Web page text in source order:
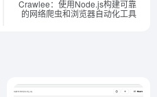
Crawlee：使用Node.js构建可靠
的网络爬虫和浏览器自动化工具